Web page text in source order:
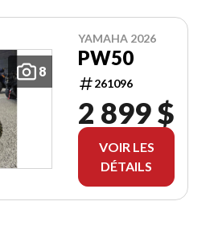
8
YAMAHA 2026
PW50
261096
2 899 $
VOIR LES
DÉTAILS